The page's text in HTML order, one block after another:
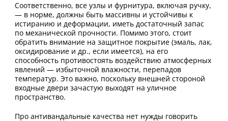
Соответственно, все узлы и фурнитура, включая ручку,
— в норме, должны быть массивны и устойчивы к
истиранию и деформации, иметь достаточный запас
по механической прочности. Помимо этого, стоит
обратить внимание на защитное покрытие (эмаль, лак,
оксидирование и др., если имеется), на его
способность противостоять воздействию атмосферных
явлений — избыточной влажности, перепадов
температур. Это важно, поскольку внешней стороной
входные двери зачастую выходят на уличное
пространство.
Про антивандальные качества нет нужды говорить